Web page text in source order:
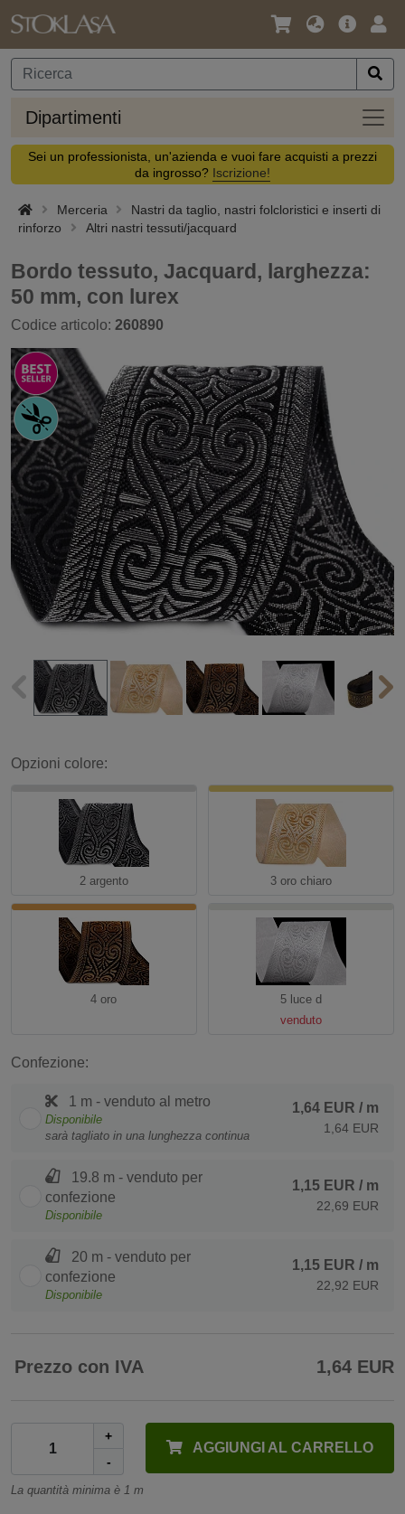
Lingua
Valuta
Offerta
Dipartimenti
Sei un professionista, un'azienda e vuoi fare acquisti a prezzi
da ingrosso? Iscrizione!
Merceria
Nastri da taglio, nastri folcloristici e inserti di
rinforzo
Altri nastri tessuti/jacquard
Bordo tessuto, Jacquard, larghezza:
50 mm, con lurex
Codice articolo: 260890
Opzioni colore:
2 argento 3 oro chiaro
4 oro
5 luce d
venduto
Confezione:
1 m - venduto al metro
Disponibile
sarà tagliato in una lunghezza continua
1,64 EUR / m
1,64 EUR
19.8 m - venduto per
confezione
Disponibile
1,15 EUR / m
22,69 EUR
20 m - venduto per
confezione
Disponibile
1,15 EUR / m
22,92 EUR
Prezzo con IVA 1,64 EUR
+
-
AGGIUNGI AL CARRELLO
La quantità minima è 1 m